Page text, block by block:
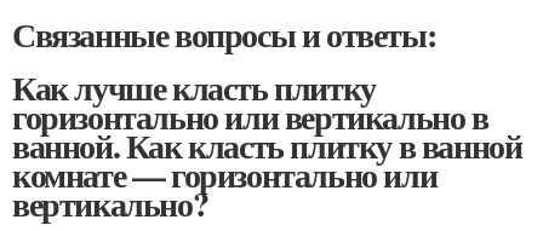
Связанные вопросы и ответы:
Как лучше класть плитку
горизонтально или вертикально в
ванной. Как класть плитку в ванной
комнате — горизонтально или
вертикально?